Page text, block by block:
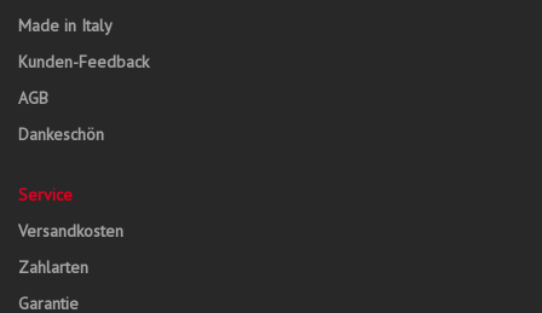
Made in Italy
Kunden-Feedback
AGB
Dankeschön
Service
Versandkosten
Zahlarten
Garantie